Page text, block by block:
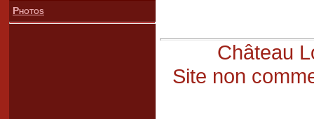
Photos
Château
Site non